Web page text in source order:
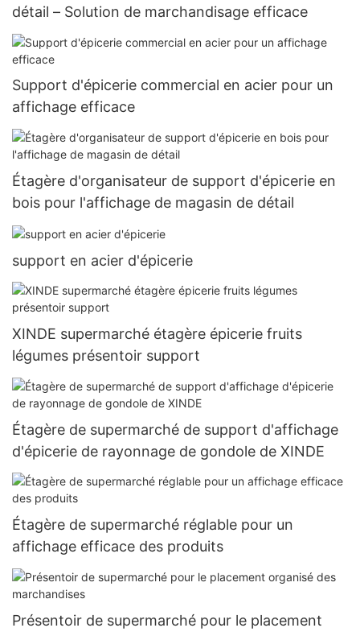
détail – Solution de marchandisage efficace
Support d'épicerie commercial en acier pour un
affichage efficace
Étagère d'organisateur de support d'épicerie en
bois pour l'affichage de magasin de détail
support en acier d'épicerie
XINDE supermarché étagère épicerie fruits
légumes présentoir support
Étagère de supermarché de support d'affichage
d'épicerie de rayonnage de gondole de XINDE
Étagère de supermarché réglable pour un
affichage efficace des produits
Présentoir de supermarché pour le placement